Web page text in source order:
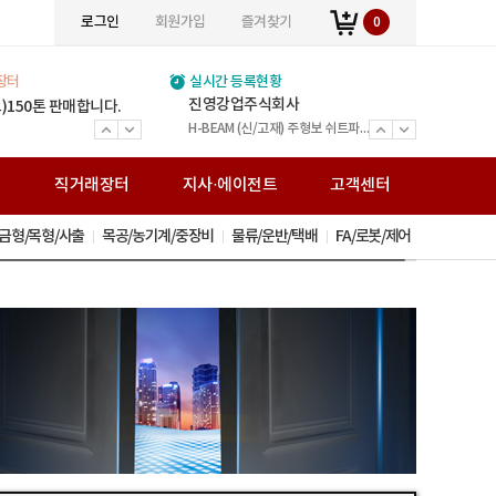
로그인 회원가입 즐겨찾기 0
터
고) 1990*750*200
톤 판매합니다.
실시간 등록현황
(주)위인에스티
H-BEAM(중고) 주형보 쉬트파일 복공판 스크류잭 앵글잭 그 외 다수 제품 취급업체
주식회사광호스틸
진영강업주식회사
H-BEAM (신/고재) 주형보 쉬트파일 복공판 앵글 스크류잭 유압잭 앵글잭 ㄱ앵글 중고철강
(주)볼타필터
볼타퓨리탑 가정용 볼타퓨리탑 산업용
(주)세민조경
조경시설 / 신제품 / 조합놀이시설 / 퍼골라 / 벤치 / 편의시설
주식회사 민수강업
H빔 주형보 쉬트파일 복공판 앵글 스크류잭 유압잭 앵글잭 ㄱ앵글 중고철강
와이디알
JY스틸
H-BEAM(신/고재) 주형보.쉬트파일.복공판.스크류잭.앵글잭.고철 外
(주)정원스틸
H빔 고철 스텐고철 압축고철 금속원료 재생업
(주)창대테크
H빔 고철
열린스틸주식회사
봉강(이형철근) H빔(신/고재) 데크, 각관, 환봉, C형강, 잔넬 각종 철강재 도소매
주식회사 미래팩토리
통일운수
전국화물운송 25톤 - 카고
거승화물
전국화물운송 25톤 - 카고
전국비투비네트워크화물
전국화물운송 5톤
보문가설산업
가설재 임대/판매,시스템비계,시스템서포트,비계설치/해체
(주)송암아이템
전문건설업(금속구조물 창호공사업 조경시설물 설치공사업)면허 ISO9001(간이시설물)특허
(주)준경산업
H빔 주형보 중고철강 복공판 쉬트파일 앵글잭 스크류잭 그외 철강재
(주)거원철강
H-Beam(신/고재) 강관파일 주형보 복공판 앵글 스크류잭 앵글잭 철강 고철
(주)백상스틸
H-Beam(신/고재)/건축용 H빔/중고철강/주형보/ 쉬트파일/복공판/H형복공판/스크류잭/앵글잭/고철
직거래장터 지사·에이전트 고객센터
형/목형/사출 목공/농기계/중장비 물류/운반/택배 FA/로봇/제어